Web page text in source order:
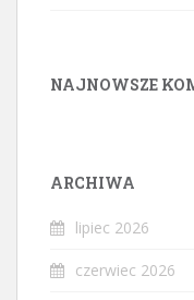
NAJNOWSZE
ARCHIWA
lipiec 2026
czerwiec 2026